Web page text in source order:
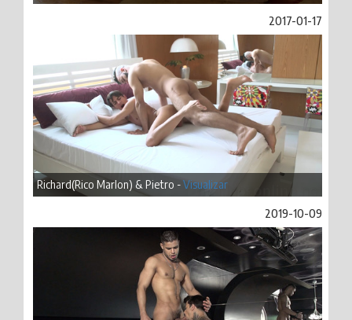
2017-01-17
Richard(Rico Marlon) & Pietro -Visualizar
2019-10-09